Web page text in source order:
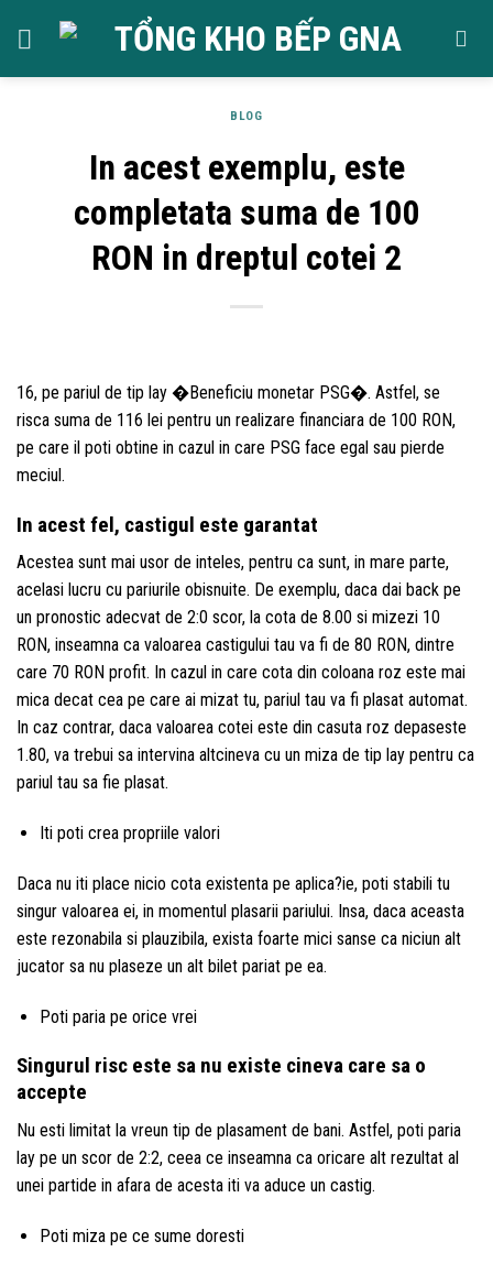
BLOG
In acest exemplu, este
completata suma de 100
RON in dreptul cotei 2
16, pe pariul de tip lay �Beneficiu monetar PSG�. Astfel, se
risca suma de 116 lei pentru un realizare financiara de 100 RON,
pe care il poti obtine in cazul in care PSG face egal sau pierde
meciul.
In acest fel, castigul este garantat
Acestea sunt mai usor de inteles, pentru ca sunt, in mare parte,
acelasi lucru cu pariurile obisnuite. De exemplu, daca dai back pe
un pronostic adecvat de 2:0 scor, la cota de 8.00 si mizezi 10
RON, inseamna ca valoarea castigului tau va fi de 80 RON, dintre
care 70 RON profit. In cazul in care cota din coloana roz este mai
mica decat cea pe care ai mizat tu, pariul tau va fi plasat automat.
In caz contrar, daca valoarea cotei este din casuta roz depaseste
1.80, va trebui sa intervina altcineva cu un miza de tip lay pentru ca
pariul tau sa fie plasat.
Iti poti crea propriile valori
Daca nu iti place nicio cota existenta pe aplica?ie, poti stabili tu
singur valoarea ei, in momentul plasarii pariului. Insa, daca aceasta
este rezonabila si plauzibila, exista foarte mici sanse ca niciun alt
jucator sa nu plaseze un alt bilet pariat pe ea.
Poti paria pe orice vrei
Singurul risc este sa nu existe cineva care sa o
accepte
Nu esti limitat la vreun tip de plasament de bani. Astfel, poti paria
lay pe un scor de 2:2, ceea ce inseamna ca oricare alt rezultat al
unei partide in afara de acesta iti va aduce un castig.
Poti miza pe ce sume doresti